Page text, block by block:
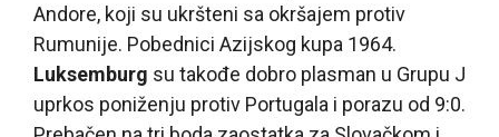
Andore, koji su ukršteni sa okršajem protiv
Rumunije. Pobednici Azijskog kupa 1964.
Luksemburg su takođe dobro plasman u Grupu J
uprkos poniženju protiv Portugala i porazu od 9:0.